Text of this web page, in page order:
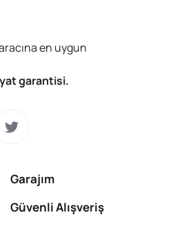
en uygun
garantisi.
Garajım
Güvenli Alışveriş